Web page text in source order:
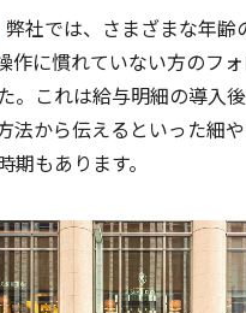
弊社では、さまざまな年齢
作に慣れていない方のフ
。これは給与明細の導入
法から伝えるといった細
期もあります。